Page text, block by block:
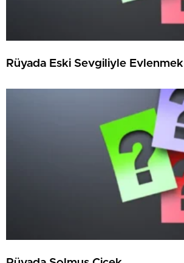
Rüyada Eski Sevgiliyle Evlenmek